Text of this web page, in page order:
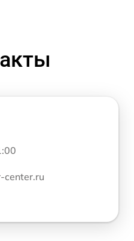
center.ru